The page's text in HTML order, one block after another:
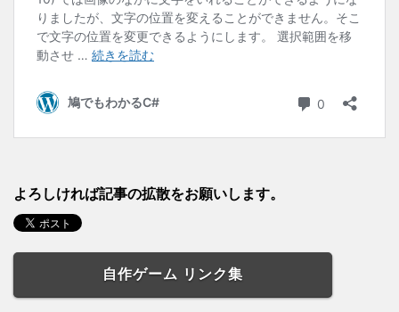
よろしければ記事の拡散をお願いします。
自作ゲーム リンク集